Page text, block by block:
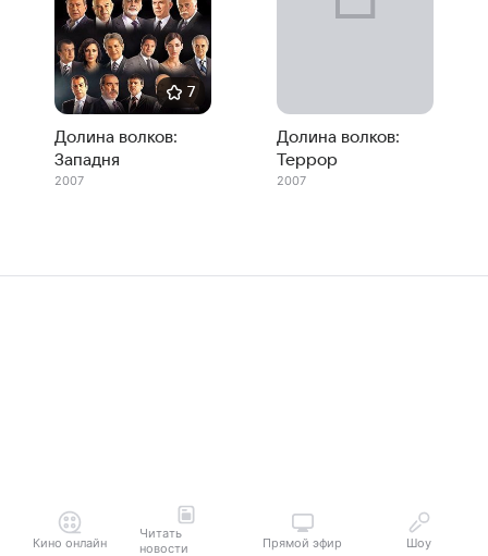
7
Долина волков:
Западня
2007
Долина волков:
Террор
2007
Кино онлайн
Читать
новости
Прямой эфир Шоу